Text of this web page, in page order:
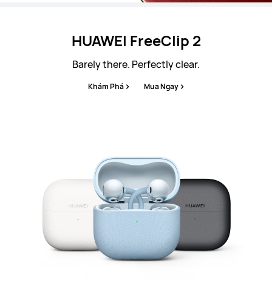
HUAWEI FreeClip 2
Barely there. Perfectly clear.
Khám Phá Mua Ngay